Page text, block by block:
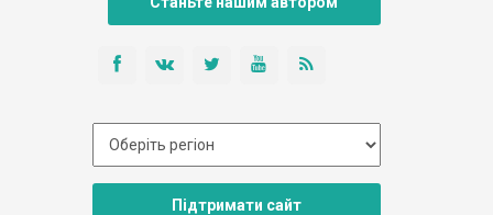
Підтримати сайт